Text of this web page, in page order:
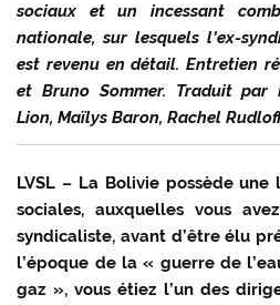
sociaux et un incessant
nationale, sur lesquels l’ex-
est revenu en détail. Entretien
et Bruno Sommer. Traduit par
Lion, Maïlys Baron, Rachel
LVSL – La Bolivie possède
sociales, auxquelles vous
syndicaliste, avant d’être élu
l’époque de la « guerre de
gaz », vous étiez l’un des